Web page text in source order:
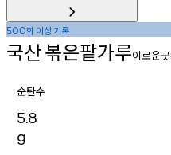
500회 이상기록
국산볶은팥가루이로운
순탄수
5.8
g